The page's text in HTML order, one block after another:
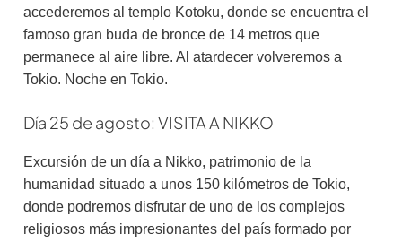
accederemos al templo Kotoku, donde se encuentra el
famoso gran buda de bronce de 14 metros que
permanece al aire libre. Al atardecer volveremos a
Tokio. Noche en Tokio.
Día 25 de agosto: VISITA A NIKKO
Excursión de un día a Nikko, patrimonio de la
humanidad situado a unos 150 kilómetros de Tokio,
donde podremos disfrutar de uno de los complejos
religiosos más impresionantes del país formado por